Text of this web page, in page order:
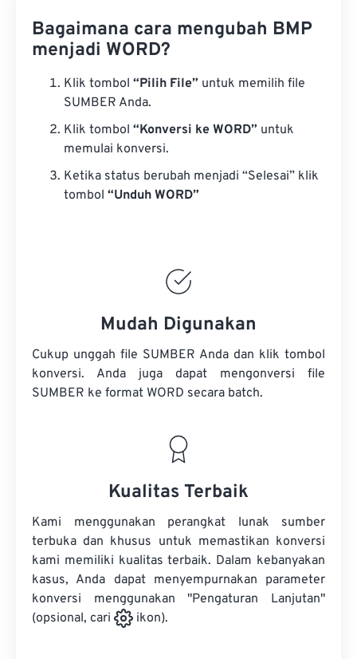
Bagaimana cara mengubah BMP
menjadi WORD?
Klik tombol “Pilih File” untuk memilih file
SUMBER Anda.
Klik tombol “Konversi ke WORD” untuk
memulai konversi.
Ketika status berubah menjadi “Selesai” klik
tombol “Unduh WORD”
Mudah Digunakan
Cukup unggah file SUMBER Anda dan klik tombol
konversi. Anda juga dapat mengonversi file
SUMBER ke format WORD secara batch.
Kualitas Terbaik
Kami menggunakan perangkat lunak sumber
terbuka dan khusus untuk memastikan konversi
kami memiliki kualitas terbaik. Dalam kebanyakan
kasus, Anda dapat menyempurnakan parameter
konversi menggunakan "Pengaturan Lanjutan"
(opsional, cari
ikon).